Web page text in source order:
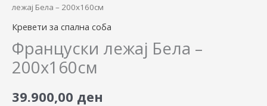
лежај Бела – 200х160см
Кревети за спална соба
Француски лежај Бела –
200х160см
39.900,00 ден